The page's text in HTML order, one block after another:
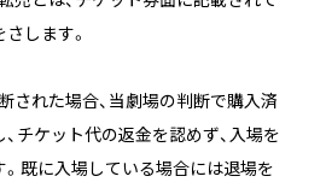
します。
された場合、当劇場の判断で購入済
チケット代の返金を認めず、入場を
既に入場している場合には退場を